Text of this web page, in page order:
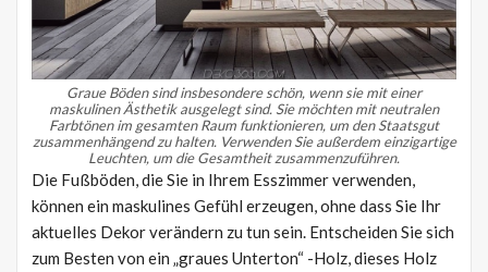
Graue Böden sind insbesondere schön, wenn sie mit einer
maskulinen Ästhetik ausgelegt sind. Sie möchten mit neutralen
Farbtönen im gesamten Raum funktionieren, um den Staatsgut
zusammenhängend zu halten. Verwenden Sie außerdem einzigartige
Leuchten, um die Gesamtheit zusammenzuführen.
Die Fußböden, die Sie in Ihrem Esszimmer verwenden,
können ein maskulines Gefühl erzeugen, ohne dass Sie Ihr
aktuelles Dekor verändern zu tun sein. Entscheiden Sie sich
zum Besten von ein „graues Unterton“ -Holz, dieses Holz